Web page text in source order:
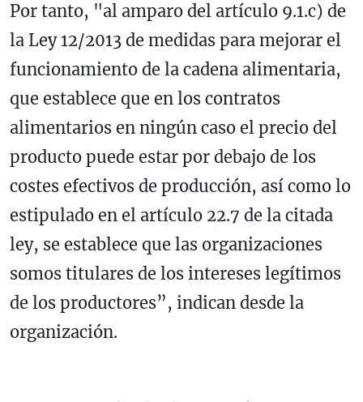
Por tanto, "al amparo del artículo 9.1.c) de
la Ley 12/2013 de medidas para mejorar el
funcionamiento de la cadena alimentaria,
que establece que en los contratos
alimentarios en ningún caso el precio del
producto puede estar por debajo de los
costes efectivos de producción, así como lo
estipulado en el artículo 22.7 de la citada
ley, se establece que las organizaciones
somos titulares de los intereses legítimos
de los productores”, indican desde la
organización.